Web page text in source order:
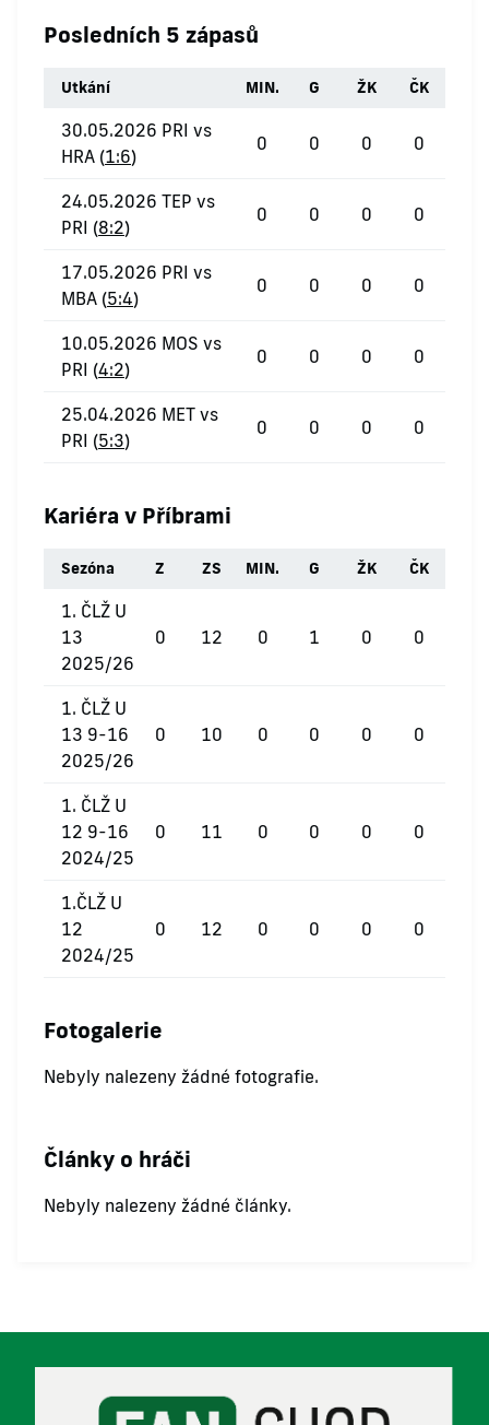
Posledních 5 zápasů
Utkání MIN. G ŽK ČK
30.05.2026 PRI vs
HRA (1:6)
0 0 0 0
24.05.2026 TEP vs
PRI (8:2)
0 0 0 0
17.05.2026 PRI vs
MBA (5:4)
0 0 0 0
10.05.2026 MOS vs
PRI (4:2)
0 0 0 0
25.04.2026 MET vs
PRI (5:3)
0 0 0 0
Kariéra v Příbrami
Sezóna Z ZS MIN. G ŽK ČK
1. ČLŽ U
13
2025/26
0 12 0 1 0 0
1. ČLŽ U
13 9-16
2025/26
0 10 0 0 0 0
1. ČLŽ U
12 9-16
2024/25
0 11 0 0 0 0
1.ČLŽ U
12
2024/25
0 12 0 0 0 0
Fotogalerie
Nebyly nalezeny žádné fotografie.
Články o hráči
Nebyly nalezeny žádné články.